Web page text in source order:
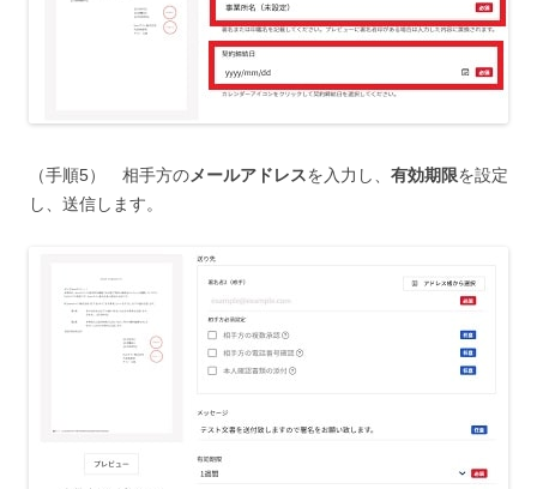
（手順5） 相手方のメールアドレスを入力し、 有効期限を設定
し、送信します。